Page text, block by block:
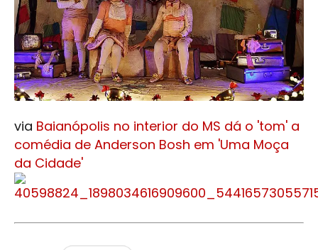
via Baianópolis no interior do MS dá o 'tom' a
comédia de Anderson Bosh em 'Uma Moça
da Cidade'